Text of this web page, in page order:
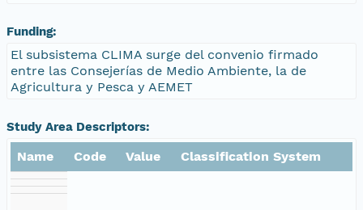
Funding:
El subsistema CLIMA surge del convenio firmado
entre las Consejerías de Medio Ambiente, la de
Agricultura y Pesca y AEMET
Study Area Descriptors:
Name Code Value Classification System